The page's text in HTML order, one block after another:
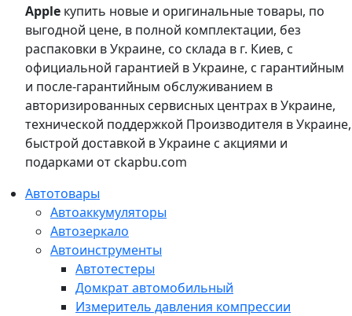
Apple купить новые и оригинальные товары, по
выгодной цене, в полной комплектации, без
распаковки в Украине, со склада в г. Киев, с
официальной гарантией в Украине, с гарантийным
и после-гарантийным обслуживанием в
авторизированных сервисных центрах в Украине,
технической поддержкой Производителя в Украине,
быстрой доставкой в Украине с акциями и
подарками от ckapbu.com
Автотовары
Автоаккумуляторы
Автозеркало
Автоинструменты
Автотестеры
Домкрат автомобильный
Измеритель давления компрессии